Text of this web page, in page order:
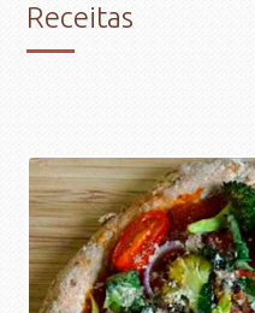
Receitas